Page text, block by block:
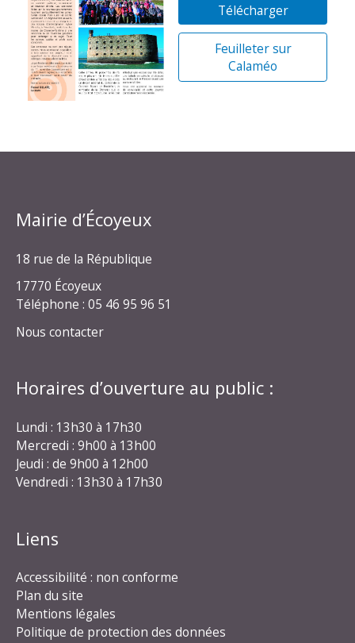
Télécharger
Feuilleter sur
Calaméo
Mairie d’Écoyeux
18 rue de la République
17770 Écoyeux
Téléphone : 05 46 95 96 51
Nous contacter
Horaires d’ouverture au public :
Lundi : 13h30 à 17h30
Mercredi : 9h00 à 13h00
Jeudi : de 9h00 à 12h00
Vendredi : 13h30 à 17h30
Liens
Accessibilité : non conforme
Plan du site
Mentions légales
Politique de protection des données